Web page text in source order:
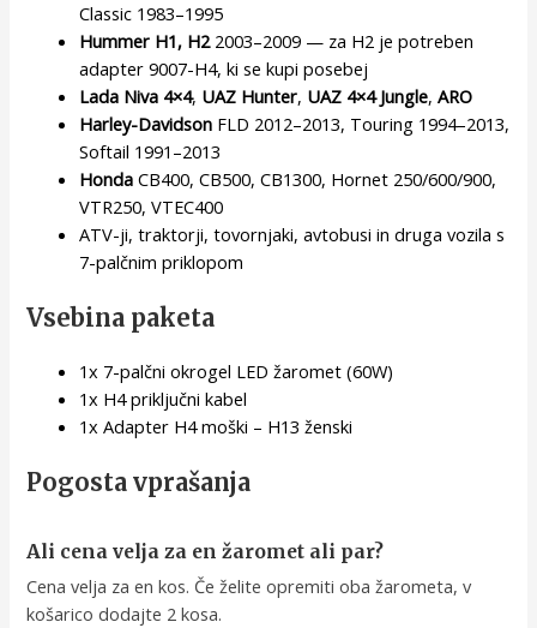
Classic 1983–1995
Hummer H1, H22003–2009 — za H2 je potreben
adapter 9007-H4, ki se kupi posebej
Lada Niva 4×4, UAZ Hunter, UAZ 4×4 Jungle,ARO
Harley-Davidson FLD 2012–2013, Touring 1994–2013,
Softail 1991–2013
Honda CB400, CB500, CB1300, Hornet 250/600/900,
VTR250, VTEC400
ATV-ji, traktorji, tovornjaki, avtobusi in druga vozila s
7-palčnim priklopom
Vsebina paketa
1x 7-palčni okrogel LED žaromet (60W)
1x H4 priključni kabel
1x Adapter H4 moški – H13 ženski
Pogosta vprašanja
Ali cena velja za en žaromet ali par?
Cena velja za en kos. Če želite opremiti oba žarometa, v
košarico dodajte 2 kosa.